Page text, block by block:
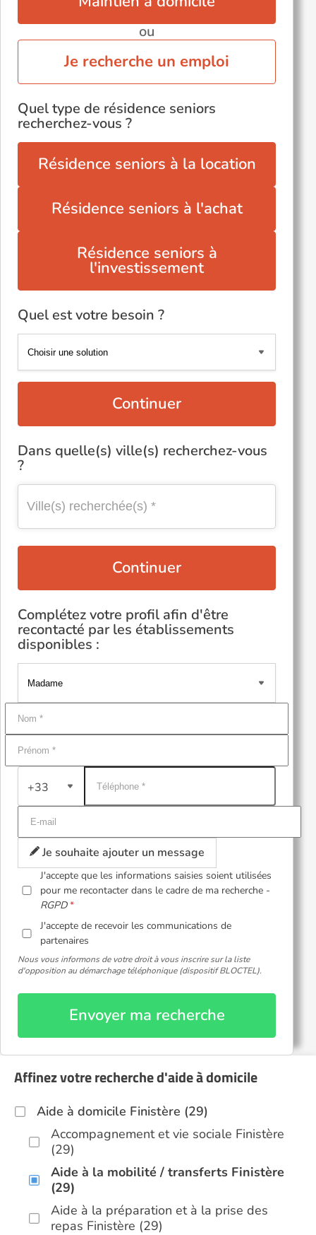
ou
Je recherche un emploi
Quel type de résidence seniors
recherchez-vous ?
Résidence seniors à la location
Résidence seniors à l'achat
Résidence seniors à
l'investissement
Quel est votre besoin ?
Continuer
Dans quelle(s) ville(s) recherchez-vous
?
Continuer
Complétez votre profil afin d'être
recontacté par les établissements
disponibles :
+33
Je souhaite ajouter un message
J'accepte que les informations saisies soient utilisées
pour me recontacter dans le cadre de ma recherche -
RGPD
J'accepte de recevoir les communications de
partenaires
Nous vous informons de votre droit à vous inscrire sur la liste
d'opposition au démarchage téléphonique (dispositif BLOCTEL).
Envoyer ma recherche
Affinez votre recherche d'aide à domicile
Aide à domicile Finistère (29)
Accompagnement et vie sociale Finistère
(29)
Aide à la mobilité / transferts Finistère
(29)
Aide à la préparation et à la prise des
repas Finistère (29)